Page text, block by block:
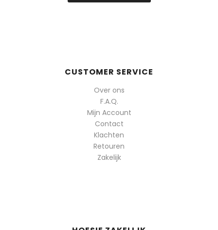
CUSTOMER SERVICE
Over ons
F.A.Q.
Mijn Account
Contact
Klachten
Retouren
Zakelijk